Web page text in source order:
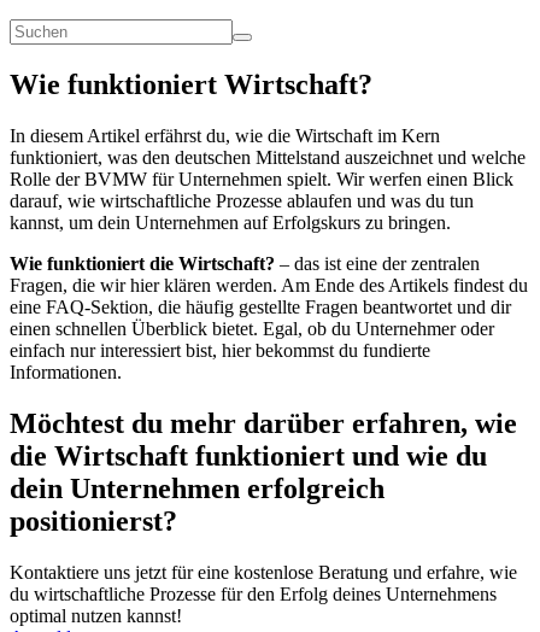
Wie funktioniert Wirtschaft?
In diesem Artikel erfährst du, wie die Wirtschaft im Kern
funktioniert, was den deutschen Mittelstand auszeichnet und welche
Rolle der BVMW für Unternehmen spielt. Wir werfen einen Blick
darauf, wie wirtschaftliche Prozesse ablaufen und was du tun
kannst, um dein Unternehmen auf Erfolgskurs zu bringen.
Wie funktioniert die Wirtschaft? – das ist eine der zentralen
Fragen, die wir hier klären werden. Am Ende des Artikels findest du
eine FAQ-Sektion, die häufig gestellte Fragen beantwortet und dir
einen schnellen Überblick bietet. Egal, ob du Unternehmer oder
einfach nur interessiert bist, hier bekommst du fundierte
Informationen.
Möchtest du mehr darüber erfahren, wie
die Wirtschaft funktioniert und wie du
dein Unternehmen erfolgreich
positionierst?
Kontaktiere uns jetzt für eine kostenlose Beratung und erfahre, wie
du wirtschaftliche Prozesse für den Erfolg deines Unternehmens
optimal nutzen kannst!